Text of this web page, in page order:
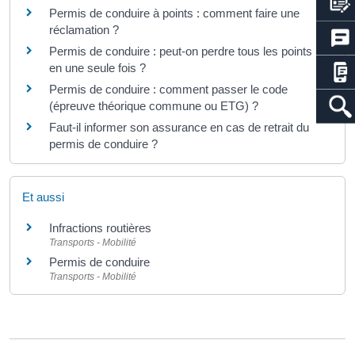
Permis de conduire à points : comment faire une
réclamation ?
Permis de conduire : peut-on perdre tous les points
en une seule fois ?
Permis de conduire : comment passer le code
(épreuve théorique commune ou ETG) ?
Faut-il informer son assurance en cas de retrait du
permis de conduire ?
Et aussi
Infractions routières
Transports - Mobilité
Permis de conduire
Transports - Mobilité